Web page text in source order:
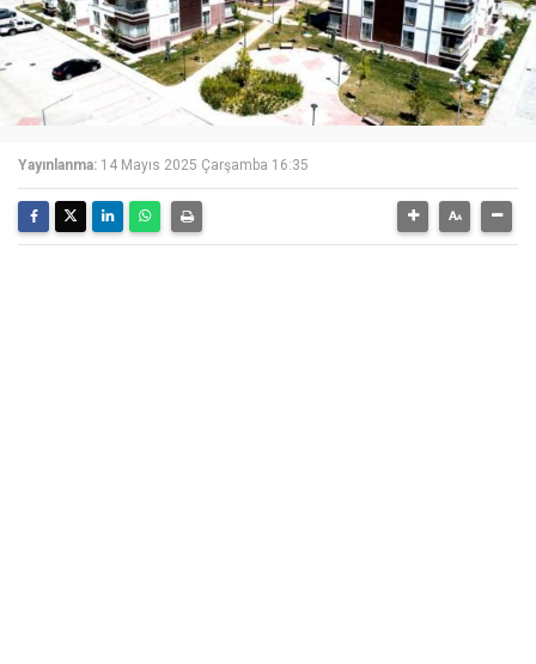
Yayınlanma: 14 Mayıs 2025 Çarşamba 16:35